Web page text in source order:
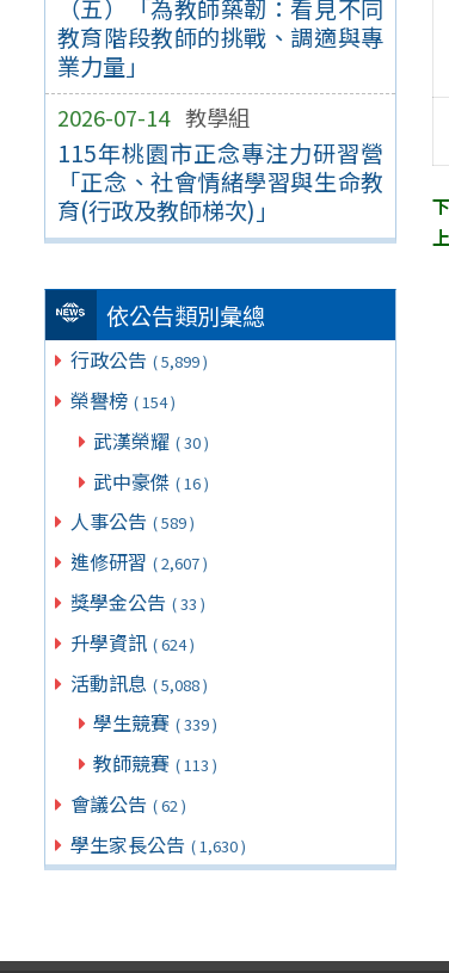
（五）「為教師築韌：看見不同
教育階段教師的挑戰、調適與專
業力量」
2026-07-14 教學組
115年桃園市正念專注力研習營
「正念、社會情緒學習與生命教
育(行政及教師梯次)」
依公告類別彙總
行政公告 ( 5,899 )
榮譽榜 ( 154 )
武漢榮耀 ( 30 )
武中豪傑 ( 16 )
人事公告 ( 589 )
進修研習 ( 2,607 )
獎學金公告 ( 33 )
升學資訊 ( 624 )
活動訊息 ( 5,088 )
學生競賽 ( 339 )
教師競賽 ( 113 )
會議公告 ( 62 )
學生家長公告 ( 1,630 )